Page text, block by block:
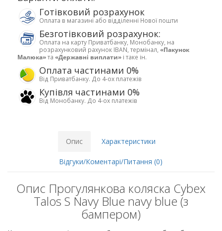
Готівковий розрахунок
Оплата в магазині або відділенні Нової пошти
Безготівковий розрахунок:
Оплата на карту Приватбанку, Монобанку, на
розрахунковий рахунок IBAN, термінал, «Пакунок
Малюка»та «Державні виплати» і таке ін.
Оплата частинами 0%
Від Приватбанку. До 4-ох платежів
Купівля частинами 0%
Від Монобанку. До 4-ох платежів
Опис Характеристики
Відгуки/Коментарі/Питання (0)
Опис Прогулянкова коляска Cybex
Talos S Navy Blue navy blue (з
бампером)